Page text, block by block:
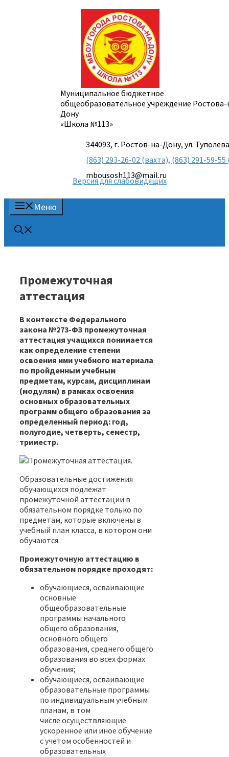
Муниципальное бюджетное
общеобразовательное учреждение
Дону
«Школа №113»
344093, г. Ростов-на-Дону, ул.
(863) 293-26-02 (вахта), (863) 291-59-
mbousosh113@mail.ru
Версия для слабовидящих
Меню
Промежуточная
аттестация
В контексте Федерального
закона №273-ФЗ промежуточная
аттестация учащихся понимается
как определение степени
освоения ими учебного материала
по пройденным учебным
предметам, курсам, дисциплинам
(модулям) в рамках освоения
основных образовательных
программ общего образования за
определенный период: год,
полугодие, четверть, семестр,
триместр.
Образовательные достижения
обучающихся подлежат
промежуточной аттестации в
обязательном порядке только по
предметам, которые включены в
учебный план класса, в котором они
обучаются.
Промежуточную аттестацию в
обязательном порядке проходят:
обучающиеся, осваивающие
основные
общеобразовательные
программы начального
общего образования,
основного общего
образования, среднего общего
образования во всех формах
обучения;
обучающиеся, осваивающие
образовательные программы
по индивидуальным учебным
планам, в том
числе осуществляющие
ускоренное или иное обучение
с учетом особенностей и
образовательных